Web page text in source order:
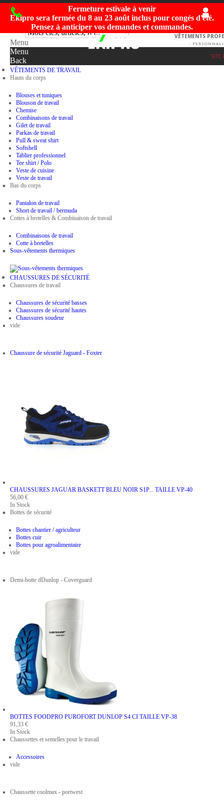
Fermeture estivale à venir
Ekipro sera fermée du 8 au 23 août inclus pour congés d'été.
Pensez à anticiper vos demandes et commandes.
VÊTEMENTS
-
SITE
Menu
Menu
Back
VÊTEMENTS DE TRAVAIL
Hauts du corps
Blouses et tuniques
Blouson de travail
Chemise
Combinaisons de travail
Gilet de travail
Parkas de travail
Pull & sweat shirt
Softshell
Tablier professionnel
Tee shirt / Polo
Veste de cuisine
Veste de travail
Bas du corps
Pantalon de travail
Short de travail / bermuda
Cottes à bretelles & Combinaison de travail
Combinaisons de travail
Cotte à bretelles
Sous-vêtements thermiques
CHAUSSURES DE SÉCURITÉ
Chaussures de travail
Chaussures de sécurité basses
Chaussures de sécurité hautes
Chaussures soudeur
vide
Chaussure de sécurité Jaguard - Foxter
CHAUSSURES JAGUAR BASKETT BLEU NOIR S1P... TAILLE VP-40
56,00 €
In Stock
Bottes de sécurité
Bottes chantier / agriculteur
Bottes cuir
Bottes pour agroalimentaire
vide
Demi-botte dDunlop - Coverguard
BOTTES FOODPRO PUROFORT DUNLOP S4 CI TAILLE VP-38
91,33 €
In Stock
Chaussettes et semelles pour le travail
Accessoires
vide
Chaussette coolmax - portwest